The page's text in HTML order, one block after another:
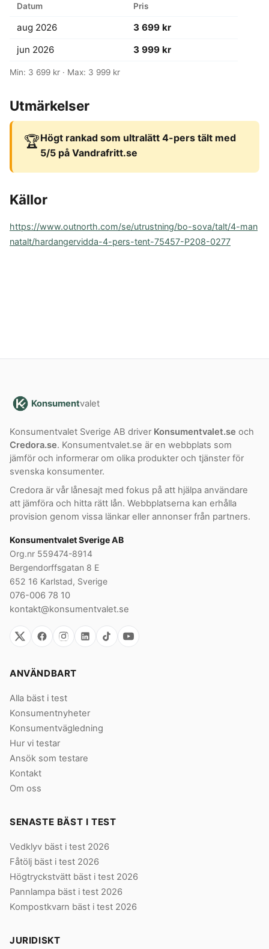
Datum Pris
aug 2026
3 699 kr
jun 2026
3 999 kr
Min: 3 699 kr · Max: 3 999 kr
Utmärkelser
🏆Högt rankad som ultralätt 4-pers tält med
5/5 på Vandrafritt.se
Källor
https://www.outnorth.com/se/utrustning/bo-sova/talt/4-man
natalt/hardangervidda-4-pers-tent-75457-P208-0277
Konsumentvalet
Konsumentvalet Sverige AB driver Konsumentvalet.se och
Credora.se. Konsumentvalet.se är en webbplats som
jämför och informerar om olika produkter och tjänster för
svenska konsumenter.
Credora är vår lånesajt med fokus på att hjälpa användare
att jämföra och hitta rätt lån. Webbplatserna kan erhålla
provision genom vissa länkar eller annonser från partners.
Konsumentvalet Sverige AB
Org.nr 559474-8914
Bergendorffsgatan 8 E
652 16 Karlstad, Sverige
076-006 78 10
kontakt@konsumentvalet.se
ANVÄNDBART
Alla bäst i test
Konsumentnyheter
Konsumentvägledning
Hur vi testar
Ansök som testare
Kontakt
Om oss
SENASTE BÄST I TEST
Vedklyv bäst i test 2026
Fåtölj bäst i test 2026
Högtryckstvätt bäst i test 2026
Pannlampa bäst i test 2026
Kompostkvarn bäst i test 2026
JURIDISKT